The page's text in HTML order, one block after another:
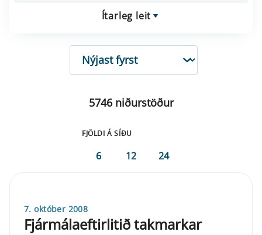
Ítarleg leit
RÖÐUN
5746 niðurstöður
FJÖLDI Á SÍÐU
6 12 24
7. október 2008
Fjármálaeftirlitið takmarkar